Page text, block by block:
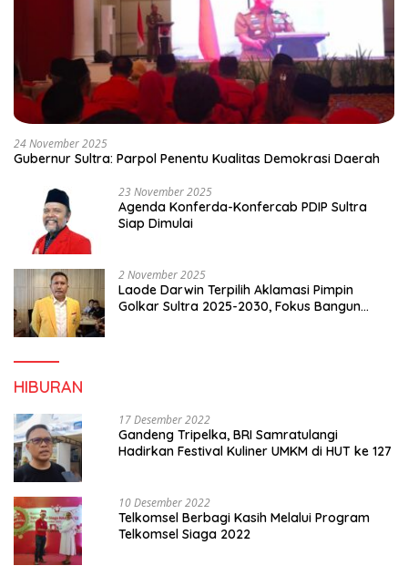
24 November 2025
Gubernur Sultra: Parpol Penentu Kualitas Demokrasi Daerah
23 November 2025
Agenda Konferda-Konfercab PDIP Sultra
Siap Dimulai
2 November 2025
Laode Darwin Terpilih Aklamasi Pimpin
Golkar Sultra 2025-2030, Fokus Bangun
HIBURAN
17 Desember 2022
Gandeng Tripelka, BRI Samratulangi
Hadirkan Festival Kuliner UMKM di HUT ke 127
10 Desember 2022
Telkomsel Berbagi Kasih Melalui Program
Telkomsel Siaga 2022